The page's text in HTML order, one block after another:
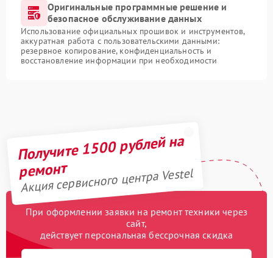
Оригинальные программные решение и
безопасное обслуживание данных
Использование официальных прошивок и инструментов,
аккуратная работа с пользовательскими данными:
резервное копирование, конфиденциальность и
восстановление информации при необходимости
Получите 1500 рублей на
ремонт
Акция сервисного центра Vestel
При оформлении заявки на ремонт техники через
сайт,
действует персональная бессрочная скидка